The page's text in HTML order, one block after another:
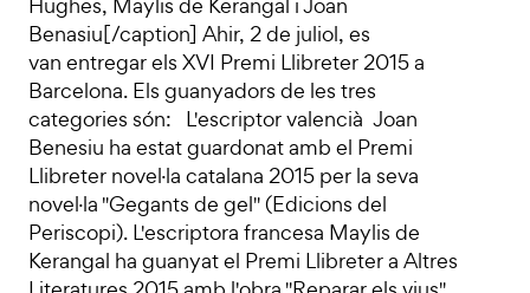
Benasiu[/caption] Ahir, 2 de juliol, es
van entregar els XVI Premi Llibreter 2015 a
Barcelona. Els guanyadors de les tres
categories són: L'escriptor valencià Joan
Benesiu ha estat guardonat amb el Premi
Llibreter novel·la catalana 2015 per la seva
novel·la "Gegants de gel" (Edicions del
Periscopi). L'escriptora francesa Maylis de
Kerangal ha guanyat el Premi Llibreter a Altres